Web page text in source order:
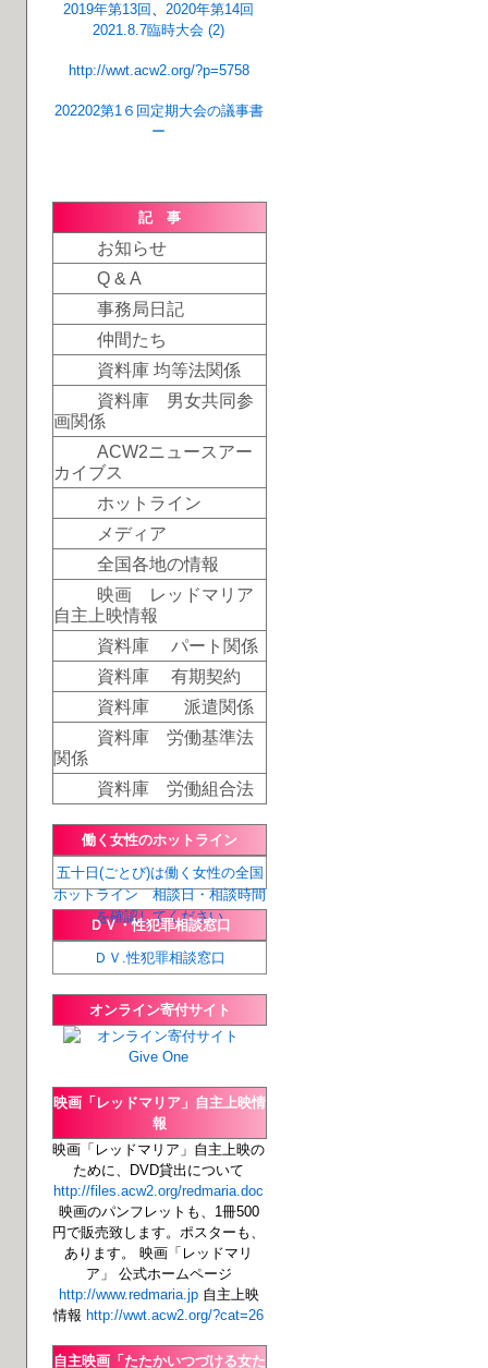
2019年第13回 、2020年第14回
2021.8.7臨時大会 (2)
http://wwt.acw2.org/?p=5758
202202第1６回定期大会の議事書
ー
記 事
お知らせ
Q & A
事務局日記
仲間たち
資料庫 均等法関係
資料庫 男女共同参
画関係
ACW2ニュースアー
カイブス
ホットライン
メディア
全国各地の情報
映画 レッドマリア
自主上映情報
資料庫 パート関係
資料庫 有期契約
資料庫 派遣関係
資料庫 労働基準法
関係
資料庫 労働組合法
働く女性のホットライン
五十日(ごとび)は働く女性の全国
ホットライン 相談日・相談時間
を確認してください
ＤＶ・性犯罪相談窓口
ＤＶ.性犯罪相談窓口
オンライン寄付サイト
映画「レッドマリア」自主上映情
報
映画「レッドマリア」自主上映の
ために、DVD貸出について
http://files.acw2.org/redmaria.doc
映画のパンフレットも、1冊500
円で販売致します。ポスターも、
あります。 映画「レッドマリ
ア」 公式ホームページ
http://www.redmaria.jp自主上映
情報 http://wwt.acw2.org/?cat=26
自主映画「たたかいつづける女た